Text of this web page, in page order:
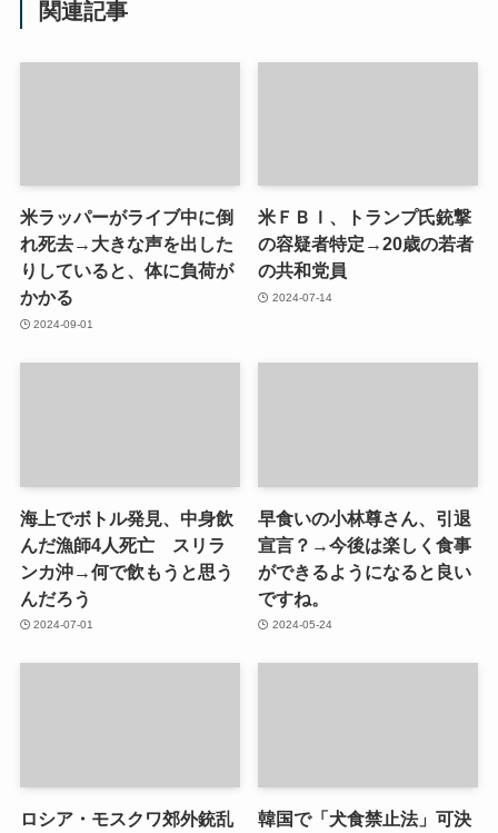
関連記事
米ラッパーがライブ中に倒
れ死去→大きな声を出した
りしていると、体に負荷が
かかる
2024-09-01
米ＦＢＩ、トランプ氏銃撃
の容疑者特定→20歳の若者
の共和党員
2024-07-14
海上でボトル発見、中身飲
んだ漁師4人死亡 スリラ
ンカ沖→何で飲もうと思う
んだろう
2024-07-01
早食いの小林尊さん、引退
宣言？→今後は楽しく食事
ができるようになると良い
ですね。
2024-05-24
ロシア・モスクワ郊外銃乱
韓国で「犬食禁止法」可決